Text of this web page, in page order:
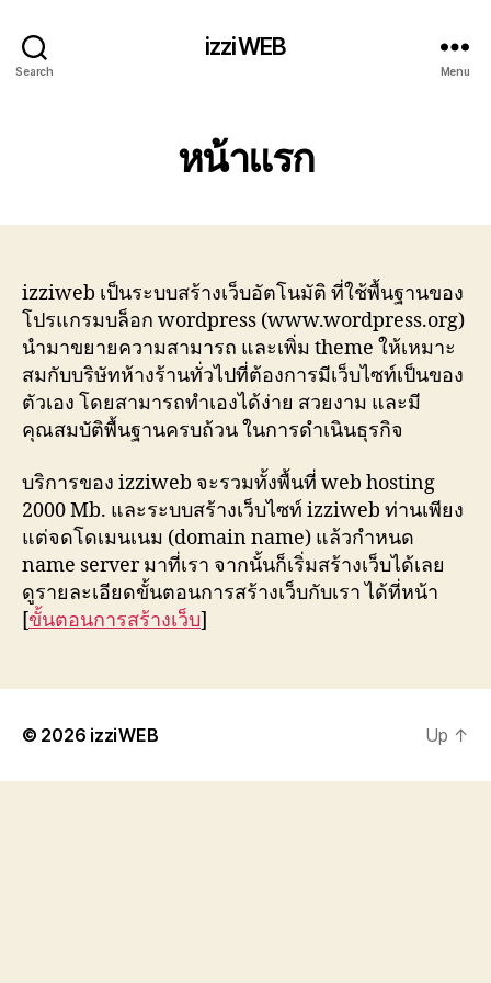
Search
izziWEB
Menu
หน้าแรก
izziweb เป็นระบบสร้างเว็บอัตโนมัติ ที่ใช้พื้นฐานของ
โปรแกรมบล็อก wordpress (www.wordpress.org)
นำมาขยายความสามารถ และเพิ่ม theme ให้เหมาะ
สมกับบริษัทห้างร้านทั่วไปที่ต้องการมีเว็บไซท์เป็นของ
ตัวเอง โดยสามารถทำเองได้ง่าย สวยงาม และมี
คุณสมบัติพื้นฐานครบถ้วน ในการดำเนินธุรกิจ
บริการของ izziweb จะรวมทั้งพื้นที่ web hosting
2000 Mb. และระบบสร้างเว็บไซท์ izziweb ท่านเพียง
แต่จดโดเมนเนม (domain name) แล้วกำหนด
name server มาที่เรา จากนั้นก็เริ่มสร้างเว็บได้เลย
ดูรายละเอียดขั้นตอนการสร้างเว็บกับเรา ได้ที่หน้า
[ขั้นตอนการสร้างเว็บ]
© 2026 izziWEB Up ↑